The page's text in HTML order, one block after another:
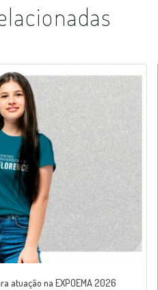
atuação na EXPOEMA 2026